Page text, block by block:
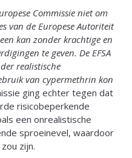
Commissie niet om
van de Europese Autoriteit
kan zonder krachtige en
te geven. De EFSA
realistische
van cypermethrin kon
ging echter tegen dat
risicobeperkende
een onrealistische
sproeinevel, waardoor
zijn.